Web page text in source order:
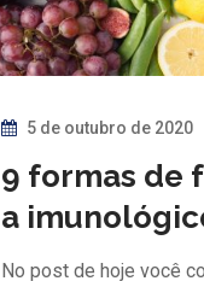
5 de outubro de 2020
9 formas de
a
No post de hoje você